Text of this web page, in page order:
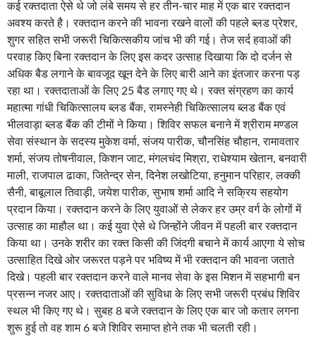
कई रक्तदाता ऐसे थे जो लंबे समय से हर तीन-चार माह में एक बार रक्तदान
अवश्य करते है। रक्तदान करने की भावना रखने वालों की पहले ब्लड प्रेशर,
शुगर सहित सभी जरूरी चिकित्सकीय जांच भी की गई। तेज सर्द हवाओं की
परवाह किए बिना रक्तदान के लिए इस कदर उत्साह दिखाया कि दो दर्जन से
अधिक बैड लगाने के बावजूद खून देने के लिए बारी आने का इंतजार करना पड़
रहा था। रक्तदाताओं के लिए 25 बैड लगाए गए थे। रक्त संग्रहण का कार्य
महात्मा गांधी चिकित्सालय ब्लड बैंक, रामस्नेही चिकित्सालय ब्लड बैंक एवं
भीलवाड़ा ब्लड बैंक की टीमों ने किया। शिविर सफल बनाने में श्रीराम मण्डल
सेवा संस्थान के सदस्य मुकेश वर्मा, संजय पारीक, चौनसिंह चौहान, रामावतार
शर्मा, संजय तोषनीवाल, किशन जाट, मंगलचंद मिश्रा, राधेश्याम खेतान, बनवारी
माली, राजपाल ढाका, जितेन्द्र सेन, दिनेश लखोटिया, हनुमान परिहार, लक्की
सैनी, बाबूलाल तिवाड़ी, जयेश पारीक, सुभाष शर्मा आदि ने सक्रिय सहयोग
प्रदान किया। रक्तदान करने के लिए युवाओं से लेकर हर उम्र वर्ग के लोगों में
उत्साह का माहौल था। कई युवा ऐसे थे जिन्होंने जीवन में पहली बार रक्तदान
किया था। उनके शरीर का रक्त किसी की जिंदगी बचाने में कार्य आएगा ये सोच
उत्साहित दिखे ओर जरूरत पड़ने पर भविष्य में भी रक्तदान की भावना जताते
दिखे। पहली बार रक्तदान करने वाले मानव सेवा के इस मिशन में सहभागी बन
प्रसन्न नजर आए। रक्तदाताओं की सुविधा के लिए सभी जरूरी प्रबंध शिविर
स्थल भी किए गए थे। सुबह 8 बजे रक्तदान के लिए एक बार जो कतार लगना
शुरू हुई तो वह शाम 6 बजे शिविर समाप्त होने तक भी चलती रही।